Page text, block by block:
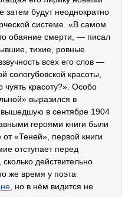
будут неоднократно
системе. «В самом
обаяние смерти, — писал
тихие, ровные
всех его слов —
сологубовской красоты,
чуять красоту?». Особо
выразился в
вышедшую в сентябре 1904
героями книги были
«Теней», первой книги
отступает перед
действительно
же время у поэта
, но в нём видится не